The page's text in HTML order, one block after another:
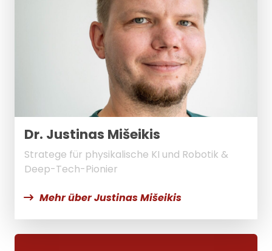
Dr. Justinas Mišeikis
Stratege für physikalische KI und Robotik &
Deep-Tech-Pionier
Mehr über Justinas Mišeikis